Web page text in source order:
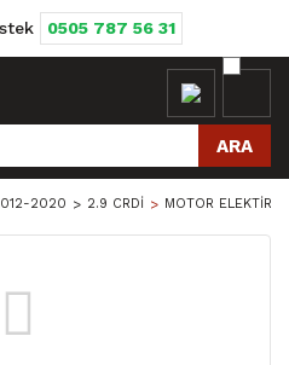
0505 787 56 31
ARA
2020 2.9 CRDİ MOTOR